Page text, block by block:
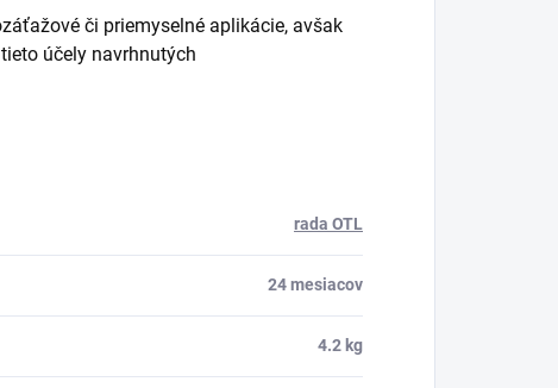
či priemyselné aplikácie, avšak
účely navrhnutých
rada OTL
24 mesiacov
4.2 kg